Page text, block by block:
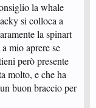
la whale
si colloca a
la spinart
mio aprere se
però presente
molto, e che ha
buon braccio per